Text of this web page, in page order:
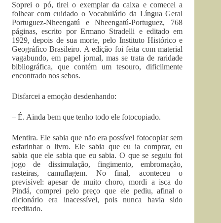
Soprei o pó, tirei o exemplar da caixa e comecei a
folhear com cuidado o Vocabulário da Língua Geral
Portuguez-Nheengatú e Nheengatú-Portuguez, 768
páginas, escrito por Ermano Stradelli e editado em
1929, depois de sua morte, pelo Instituto Histórico e
Geográfico Brasileiro. A edição foi feita com material
vagabundo, em papel jornal, mas se trata de raridade
bibliográfica, que contém um tesouro, dificilmente
encontrado nos sebos.
Disfarcei a emoção desdenhando:
– É. Ainda bem que tenho todo ele fotocopiado.
Mentira. Ele sabia que não era possível fotocopiar sem
esfarinhar o livro. Ele sabia que eu ia comprar, eu
sabia que ele sabia que eu sabia. O que se seguiu foi
jogo de dissimulação, fingimento, embromação,
rasteiras, camuflagem. No final, aconteceu o
previsível: apesar de muito choro, mordi a isca do
Pindá, comprei pelo preço que ele pediu, afinal o
dicionário era inacessível, pois nunca havia sido
reeditado.